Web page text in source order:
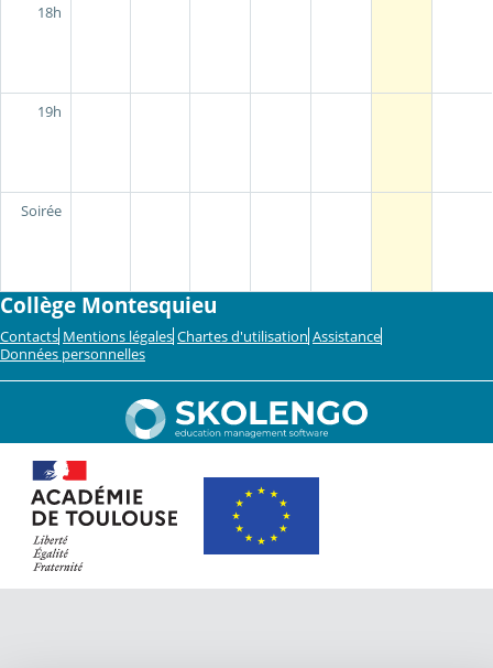
18h
19h
Soirée
Collège Montesquieu
Contacts Mentions légales Chartes d'utilisation Assistance
Données personnelles